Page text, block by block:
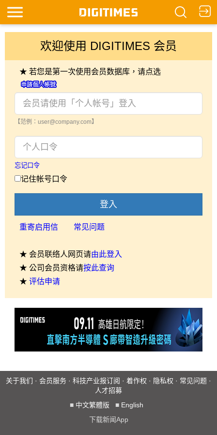
欢迎使用 DIGITIMES 会员
★ 若您是第一次使用会员数据库，请点选
【范例：user@company.com】
忘记口令
记住帐号口令
登入
重寄启用信 常见问题
★ 会员联络人网页请由此登入
★ 公司会员资格请按此查询
★ 评估申请
关于我们 · 会员服务 · 科技产业报订阅 · 着作权 · 隐私权 · 常见问题 ·
人才招募
■ 中文繁體版 ■ English
下载新闻App